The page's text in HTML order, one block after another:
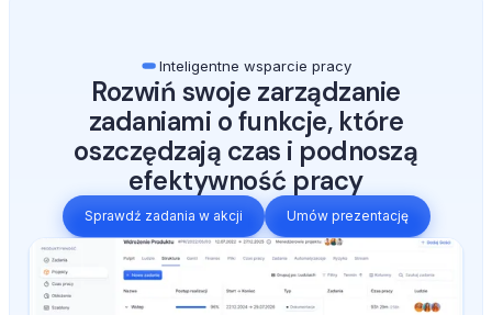
Inteligentne wsparcie pracy
Rozwiń swoje zarządzanie
zadaniami o funkcje, które
oszczędzają czas i podnoszą
efektywność pracy
Sprawdź zadania w akcji Umów prezentację